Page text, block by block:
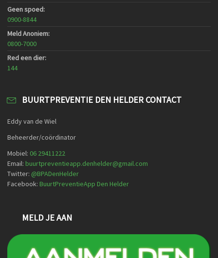
Geen spoed:
0900-8844
Meld Anoniem:
0800-7000
Red een dier:
144
BUURTPREVENTIE DEN HELDER CONTACT
Eddy van de Wiel
Beheerder/coördinator
Mobiel: 06 29411222
Email: buurtpreventieapp.denhelder@gmail.com
Twitter: @BPADenHelder
Facebook: BuurtPreventieApp Den Helder
MELD JE AAN